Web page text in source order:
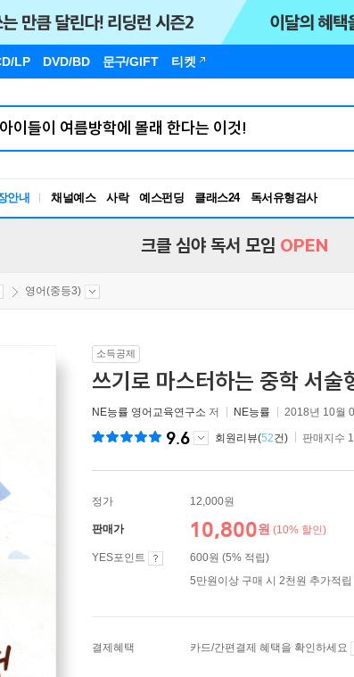
LP DVD/BD 문구/GIFT 티켓
안내 채널예스 사락 예스펀딩 클래스24
독서유형검사
RBTI Lab
크클 심야 독서 모임 OPEN
영어(중등3)
소득공제
쓰기로 마스터하는 중학 서술
NE능률 영어교육연구소 저 NE능률 2018년 10월
9.6 회원리뷰(52건) 판매지수
정가 12,000원
판매가 10,800원 (10% 할인)
YES포인트
600원 (5% 적립)
5만원이상 구매 시 2천원 추가적립
결제혜택 카드/간편결제 혜택을 확인하세요